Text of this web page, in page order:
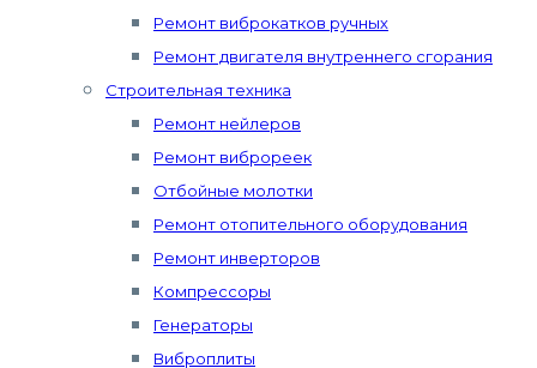
Ремонт виброкатков ручных
Ремонт двигателя внутреннего сгорания
Строительная техника
Ремонт нейлеров
Ремонт виброреек
Отбойные молотки
Ремонт отопительного оборудования
Ремонт инверторов
Компрессоры
Генераторы
Виброплиты